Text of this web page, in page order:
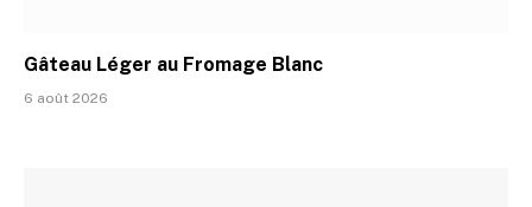
Gâteau Léger au Fromage Blanc
6 août 2026